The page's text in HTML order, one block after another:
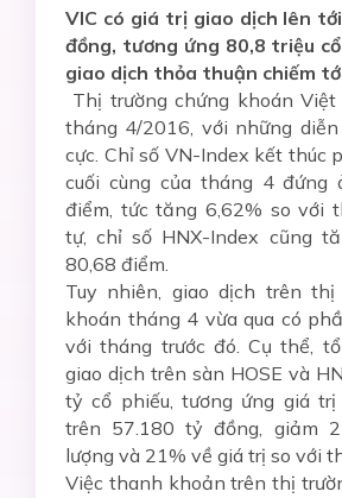
VIC có giá trị giao dịch lên
đồng, tương ứng 80,8 triệu
giao dịch thỏa thuận chiếm
Thị trường chứng khoán
tháng 4/2016, với những
cực. Chỉ số VN-Index kết thúc
cuối cùng của tháng 4 đứng
điểm, tức tăng 6,62% so với
tự, chỉ số HNX-Index cũng
80,68 điểm.
Tuy nhiên, giao dịch trên thị
khoán tháng 4 vừa qua có
với tháng trước đó. Cụ thể,
giao dịch trên sàn HOSE và
tỷ cổ phiếu, tương ứng giá
trên 57.180 tỷ đồng, giảm
lượng và 21% về giá trị so với
Việc thanh khoản trên thị